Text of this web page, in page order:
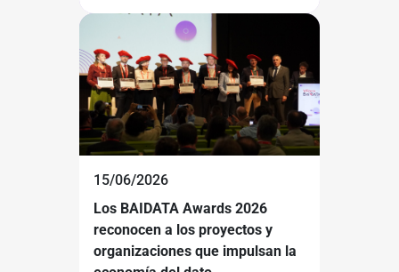
15/06/2026
Los BAIDATA Awards 2026
reconocen a los proyectos y
organizaciones que impulsan la